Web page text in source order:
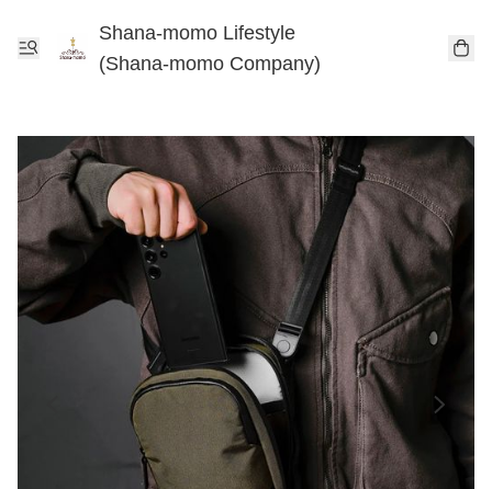
Shana-momo Lifestyle
(Shana-momo Company)